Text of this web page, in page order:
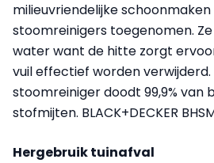
milieuvriendelijke
stoomreinigers toegenomen.
water want de hitte zorgt
vuil effectief worden verwijderd.
stoomreiniger doodt 99,9% van
stofmijten. BLACK+DECKER
Hergebruik tuinafval